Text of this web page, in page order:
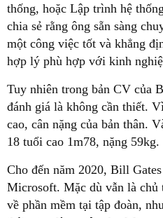
thống, hoặc Lập trình hệ
chia sẻ rằng ông sẵn sàng
một công việc tốt và khẳng
hợp lý phù hợp với kinh
Tuy nhiên trong bản CV của
đánh giá là không cần thiết.
cao, cân nặng của bản thân.
18 tuổi cao 1m78, nặng 59kg.
Cho đến năm 2020, Bill
Microsoft. Mặc dù vẫn là
về phần mềm tại tập đoàn,